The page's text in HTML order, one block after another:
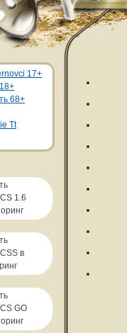
17+
68+
Tt
1.6
в
GO